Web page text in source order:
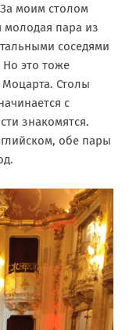
моим столом
молодая пара из
соседями
Но это тоже
Столы
с
знакомятся.
обе пары